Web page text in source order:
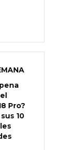
Pro?
10